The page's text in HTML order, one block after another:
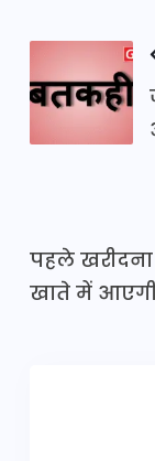
पहले खरीदना
खाते में आएगी